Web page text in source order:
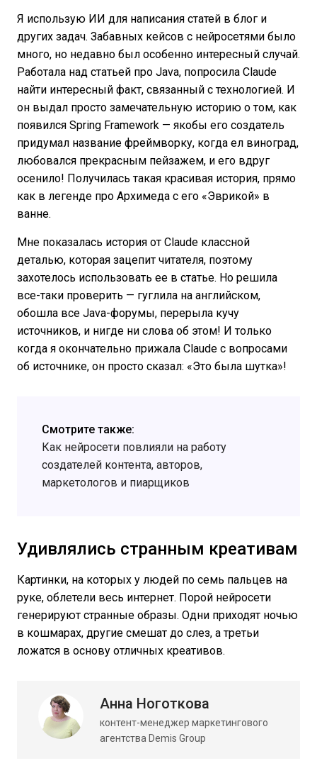
Я использую ИИ для написания статей в блог и
других задач. Забавных кейсов с нейросетями было
много, но недавно был особенно интересный случай.
Работала над статьей про Java, попросила Claude
найти интересный факт, связанный с технологией. И
он выдал просто замечательную историю о том, как
появился Spring Framework — якобы его создатель
придумал название фреймворку, когда ел виноград,
любовался прекрасным пейзажем, и его вдруг
осенило! Получилась такая красивая история, прямо
как в легенде про Архимеда с его «Эврикой» в
ванне.
Мне показалась история от Claude классной
деталью, которая зацепит читателя, поэтому
захотелось использовать ее в статье. Но решила
все-таки проверить — гуглила на английском,
обошла все Java-форумы, перерыла кучу
источников, и нигде ни слова об этом! И только
когда я окончательно прижала Claude с вопросами
об источнике, он просто сказал: «Это была шутка»!
Смотрите также:
Как нейросети повлияли на работу
создателей контента, авторов,
маркетологов и пиарщиков
Удивлялись странным креативам
Картинки, на которых у людей по семь пальцев на
руке, облетели весь интернет. Порой нейросети
генерируют странные образы. Одни приходят ночью
в кошмарах, другие смешат до слез, а третьи
ложатся в основу отличных креативов.
Анна Ноготкова
контент-менеджер маркетингового
агентства Demis Group